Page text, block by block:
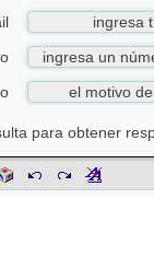
para obtener